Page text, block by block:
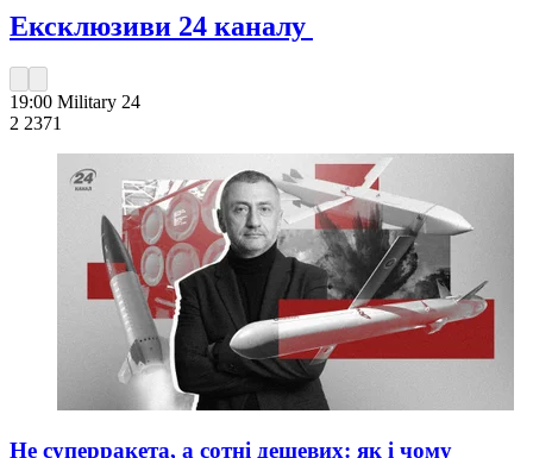
Ексклюзиви 24 каналу
19:00 Military 24
2 2371
Не суперракета, а сотні дешевих: як і чому